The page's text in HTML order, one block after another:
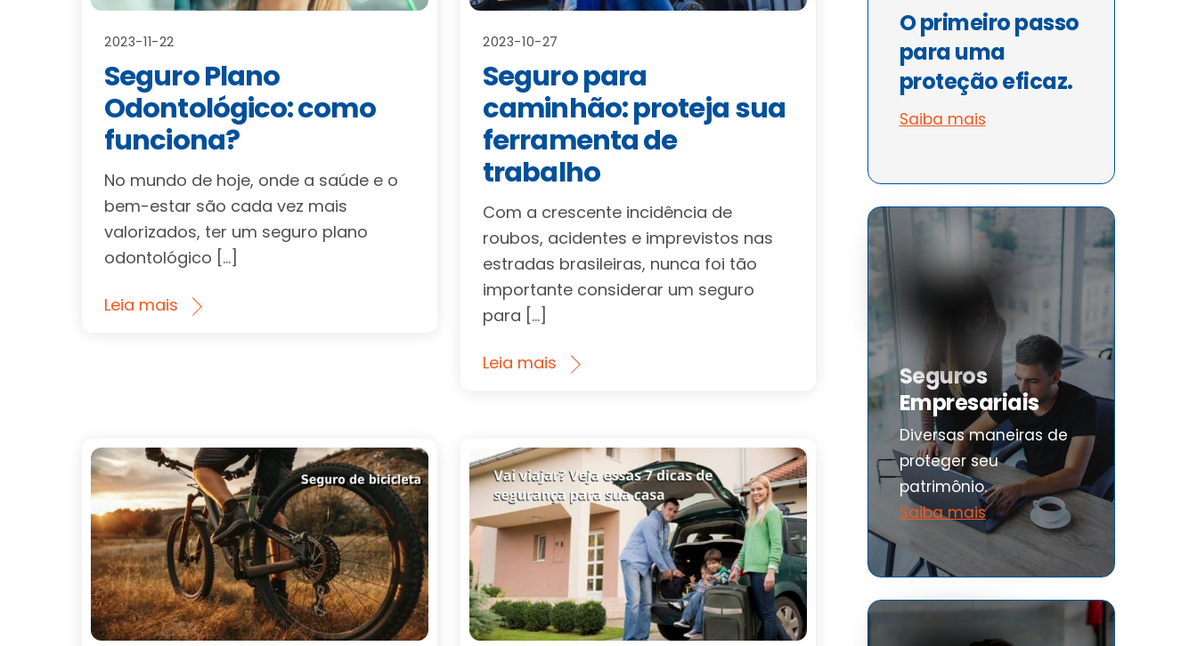
2023-11-22
Seguro Plano
Odontológico: como
funciona?
No mundo de hoje, onde a saúde e o
bem-estar são cada vez mais
valorizados, ter um seguro plano
odontológico […]
Leia mais
2023-10-27
Seguro para
caminhão: proteja sua
ferramenta de
trabalho
Com a crescente incidência de
roubos, acidentes e imprevistos nas
estradas brasileiras, nunca foi tão
importante considerar um seguro
para […]
Leia mais
O primeiro passo
para uma
proteção eficaz.
Saiba mais
Seguros
Empresariais
Diversas maneiras de
proteger seu
patrimônio.
Saiba mais